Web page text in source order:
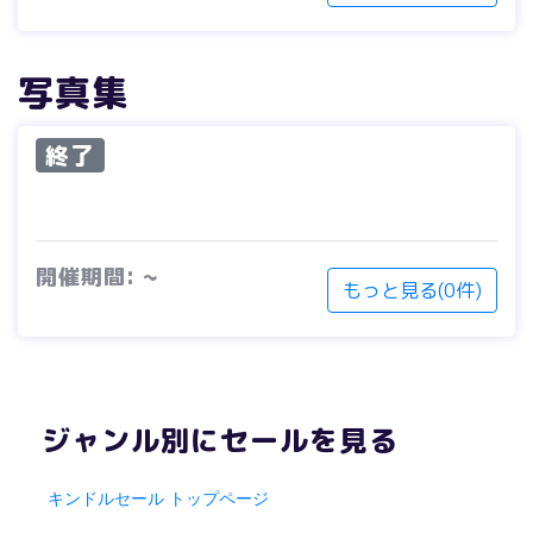
写真集
終了
開催期間: ~ もっと見る(0件)
ジャンル別にセールを見る
キンドルセール トップページ